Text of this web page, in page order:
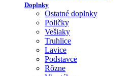
Doplnky
Ostatné doplnky
Poličky
Vešiaky
Truhlice
Lavice
Podstavce
Rôzne